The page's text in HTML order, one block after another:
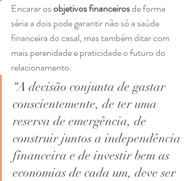
Encarar os objetivos financeiros de forma
séria a dois pode garantir não só a saúde
financeira do casal, mas também ditar com
mais perenidade e praticidade o futuro do
relacionamento.
“A decisão conjunta de gastar
conscientemente, de ter uma
reserva de emergência, de
construir juntos a independência
financeira e de investir bem as
economias de cada um, deve ser